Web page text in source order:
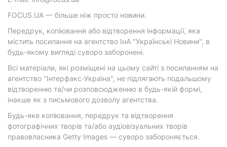
FOCUS.UA — більше ніж просто новини.
Передрук, копіювання або відтворення інформації, яка
містить посилання на агентство ІнА "Українські Новини", в
будь-якому вигляді суворо заборонені.
Всі матеріали, які розміщені на цьому сайті з посиланням на
агентство "Інтерфакс-Україна", не підлягають подальшому
відтворенню та/чи розповсюдженню в будь-якій формі,
інакше як з письмового дозволу агентства.
Будь-яке копіювання, передрук та відтворення
фотографічних творів та/або аудіовізуальних творів
правовласника Getty Images — суворо забороняється.